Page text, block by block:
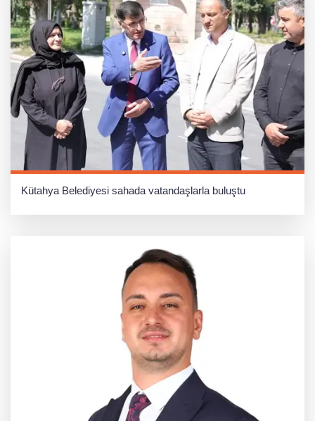
Kütahya Belediyesi sahada vatandaşlarla buluştu